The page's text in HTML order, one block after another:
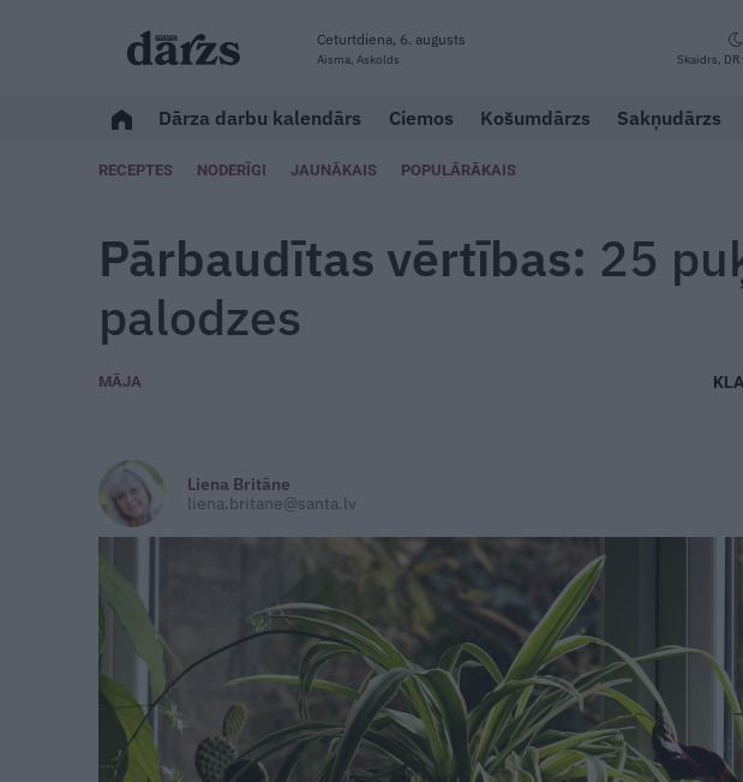
Ceturtdiena, 6. augusts
Aisma, Askolds Skaidrs,
Dārza darbu kalendārs Ciemos Košumdārzs Sakņudārzs
RECEPTES NODERĪGI JAUNĀKAIS POPULĀRĀKAIS
Pārbaudītas vērtības: 25
palodzes
MĀJA
Liena Britāne
liena.britane@santa.lv